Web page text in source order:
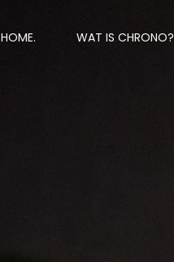
HOME. WAT IS CHRONO?